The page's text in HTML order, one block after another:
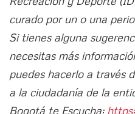
curado por un o una
Si tienes alguna
necesitas más
puedes hacerlo a través
a la ciudadanía de la
Bogotá te Escucha: